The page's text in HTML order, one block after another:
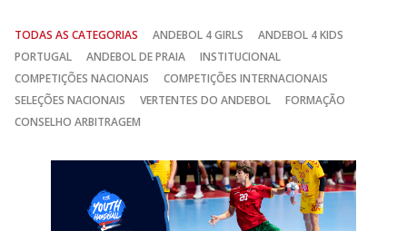
TODAS AS CATEGORIAS ANDEBOL 4 GIRLS
ANDEBOL 4 KIDS
PORTUGAL
ANDEBOL DE PRAIA
INSTITUCIONAL
COMPETIÇÕES NACIONAIS
COMPETIÇÕES INTERNACIONAIS
SELEÇÕES NACIONAIS
VERTENTES DO ANDEBOL
FORMAÇÃO
CONSELHO ARBITRAGEM